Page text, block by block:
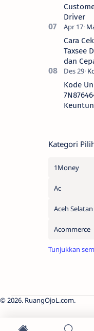
Driver
Cara
Taxsee
dan
Kode
Kategori
1Money
Ac
Aceh Selatan
Acommerce
2026. RuangOjoL.com.